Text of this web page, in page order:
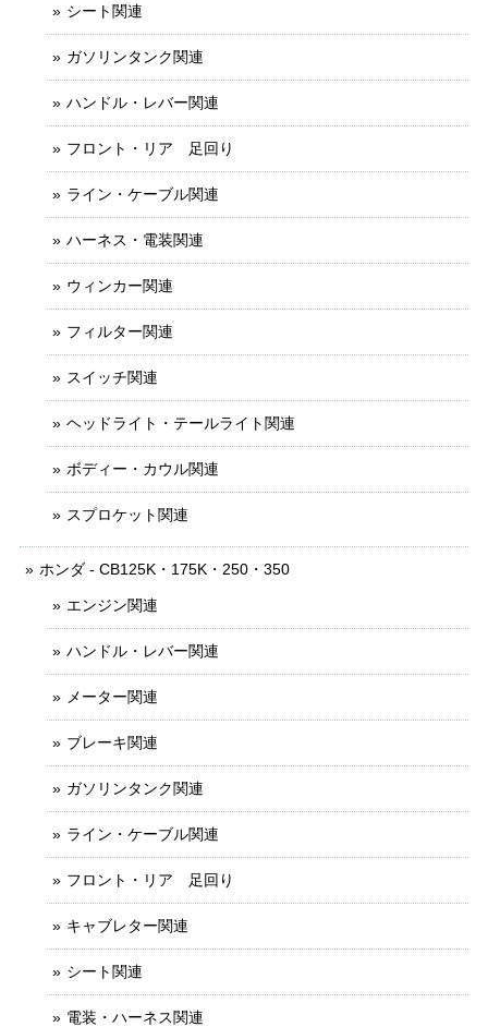
シート関連
ガソリンタンク関連
ハンドル・レバー関連
フロント・リア 足回り
ライン・ケーブル関連
ハーネス・電装関連
ウィンカー関連
フィルター関連
スイッチ関連
ヘッドライト・テールライト関連
ボディー・カウル関連
スプロケット関連
ホンダ - CB125K・175K・250・350
エンジン関連
ハンドル・レバー関連
メーター関連
ブレーキ関連
ガソリンタンク関連
ライン・ケーブル関連
フロント・リア 足回り
キャブレター関連
シート関連
電装・ハーネス関連